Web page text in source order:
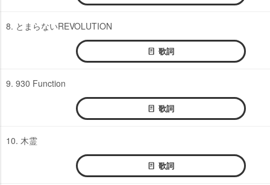
8. とまらないREVOLUTION
歌詞
9. 930 Function
歌詞
10. 木霊
歌詞